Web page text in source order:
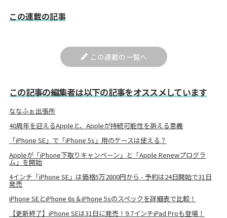
この連載の記事
この連載の一覧へ
この記事の編集者は以下の記事をオススメしています
ななふぉ出張所
40周年を迎えるAppleと、Appleが持続可能性を訴える意義
「iPhone SE」で「iPhone 5s」用のケースは使える？
Appleが「iPhone下取りキャンペーン」と「Apple Renewプログラ
ム」を開始
4インチ「iPhone SE」は価格5万2800円から - 予約は24日開始で31日
発売
iPhone SEとiPhone 6s＆iPhone 5sのスペックを詳細表で比較！
【更新終了】iPhone SEは31日に発売！9.7インチiPad Proも登場！